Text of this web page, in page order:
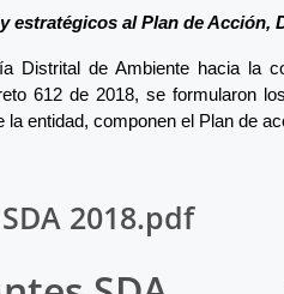
al Plan de Acción,
Distrital de Ambiente hacia la
612 de 2018, se formularon
entidad, componen el Plan de
2018.pdf